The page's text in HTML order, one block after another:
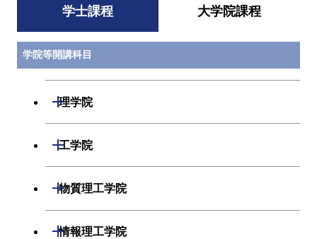
学士課程 大学院課程
学院等開講科目
理学院
開閉
化学系
工学院
開閉
機械系
物質理工学院
開閉
材料系
情報理工学院
開閉